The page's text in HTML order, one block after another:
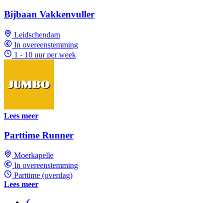
Bijbaan Vakkenvuller
Leidschendam
In overeenstemming
1 - 10 uur per week
Lees meer
Parttime Runner
Moerkapelle
In overeenstemming
Parttime (overdag)
Lees meer